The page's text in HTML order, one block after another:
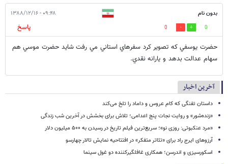
بدون نام ۰۹:۴۸ - ۱۳۸۸/۱۲/۱۶
0
0
پاسخ
حضرت يوسفي كه تصوير كرد سفرهاي استاني مي رفت شايد حضرت موسي هم
سهام عدالت بدهد و يارانه نقدي.
آخرین اخبار
داستان تفنگی که کام عروس و داماد را تلخ می‌کند
«زنده‌شور» و روایت نجات پنج اعدامی؛ تلاش برای بخشش در آخرین شب زندگی
«مرد عنکبوتی: روزی نو»؛ سریع‌ترین فیلم تاریخ در رسیدن به ۵۰۰ میلیون دلار
آرزوهای ایرج راد برای «تئاتر متفکر» در افتتاحیه نمایش تالار چهارسو
اسکورسیزی و اندرسن؛ همکاری غافلگیرکننده دو غول سینما